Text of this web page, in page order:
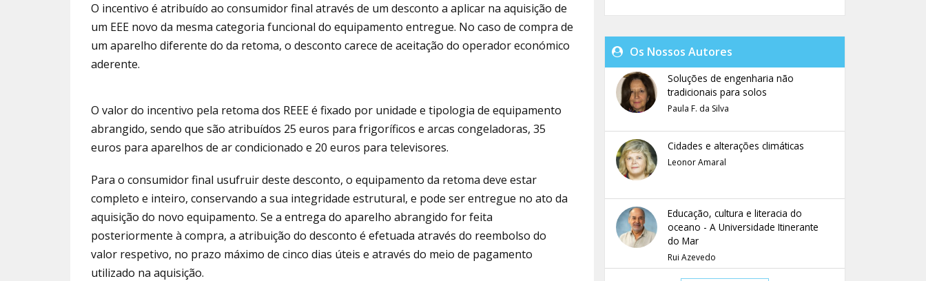
O incentivo é atribuído ao consumidor final através de um desconto a aplicar na aquisição de
um EEE novo da mesma categoria funcional do equipamento entregue. No caso de compra de
um aparelho diferente do da retoma, o desconto carece de aceitação do operador económico
aderente.
O valor do incentivo pela retoma dos REEE é fixado por unidade e tipologia de equipamento
abrangido, sendo que são atribuídos 25 euros para frigoríficos e arcas congeladoras, 35
euros para aparelhos de ar condicionado e 20 euros para televisores.
Para o consumidor final usufruir deste desconto, o equipamento da retoma deve estar
completo e inteiro, conservando a sua integridade estrutural, e pode ser entregue no ato da
aquisição do novo equipamento. Se a entrega do aparelho abrangido for feita
posteriormente à compra, a atribuição do desconto é efetuada através do reembolso do
valor respetivo, no prazo máximo de cinco dias úteis e através do meio de pagamento
utilizado na aquisição.
Os Nossos Autores
Soluções de engenharia não
tradicionais para solos
Paula F. da Silva
Cidades e alterações climáticas
Leonor Amaral
Educação, cultura e literacia do
oceano - A Universidade Itinerante
do Mar
Rui Azevedo